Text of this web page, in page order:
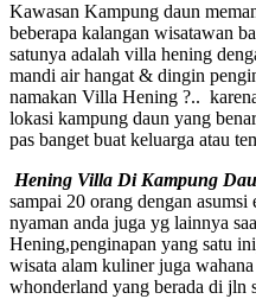
Kawasan Kampung daun
beberapa kalangan wisatawan
satunya adalah villa hening
mandi air hangat & dingin
namakan Villa Hening ?..
lokasi kampung daun yang
pas banget buat keluarga atau
Hening Villa Di Kampung
sampai 20 orang dengan asumsi
nyaman anda juga yg lainnya
Hening,penginapan yang satu
wisata alam kuliner juga
whonderland yang berada di jln